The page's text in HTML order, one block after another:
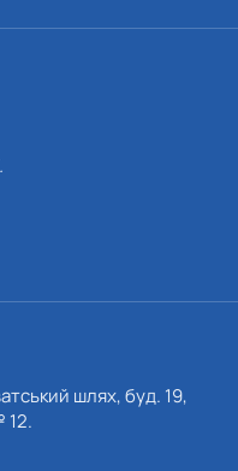
шлях, буд. 19,
12.